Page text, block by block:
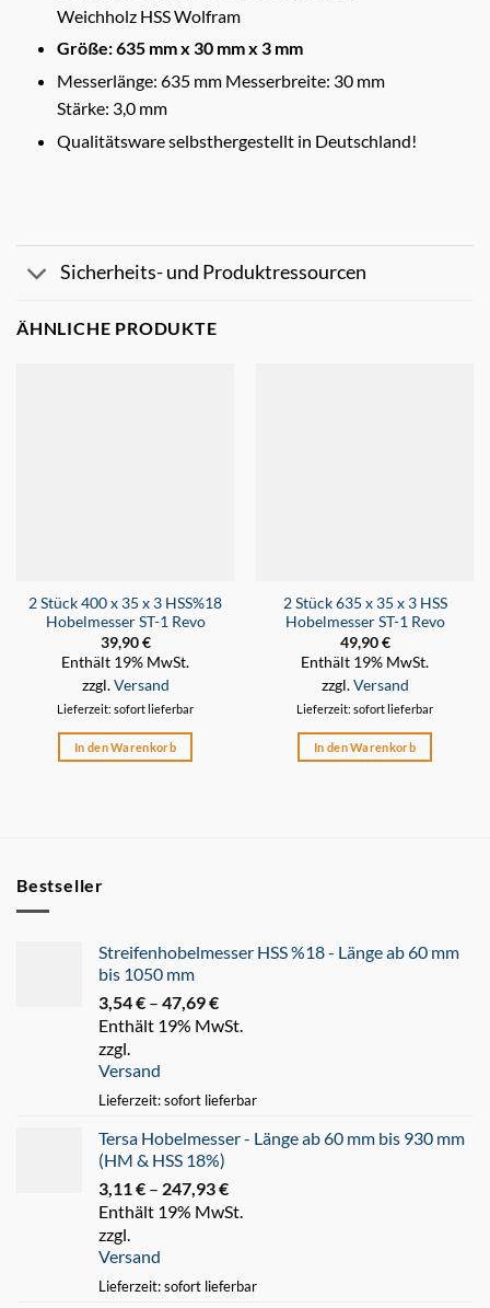
Weichholz HSS Wolfram
Größe: 635 mm x 30 mm x 3 mm
Messerlänge: 635 mm Messerbreite: 30 mm
Stärke: 3,0 mm
Qualitätsware selbsthergestellt in Deutschland!
Sicherheits- und Produktressourcen
ÄHNLICHE PRODUKTE
2 Stück 400 x 35 x 3 HSS%18
Hobelmesser ST-1 Revo
39,90€
Enthält 19% MwSt.
zzgl.Versand
Lieferzeit: sofort lieferbar
In den Warenkorb
2 Stück 635 x 35 x 3 HSS
Hobelmesser ST-1 Revo
49,90€
Enthält 19% MwSt.
zzgl.Versand
Lieferzeit: sofort lieferbar
In den Warenkorb
Bestseller
Streifenhobelmesser HSS %18 - Länge ab 60 mm
bis 1050 mm
3,54€ – 47,69€
3,54 €
Enthält 19% MwSt.
zzgl.
Versand
Lieferzeit: sofort lieferbar
Tersa Hobelmesser - Länge ab 60 mm bis 930 mm
(HM & HSS 18%)
3,11€ – 247,93€
3,11 €
Enthält 19% MwSt.
zzgl.
Versand
Lieferzeit: sofort lieferbar